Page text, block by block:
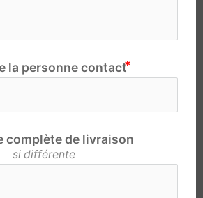
la personne contact
complète de livraison
si différente